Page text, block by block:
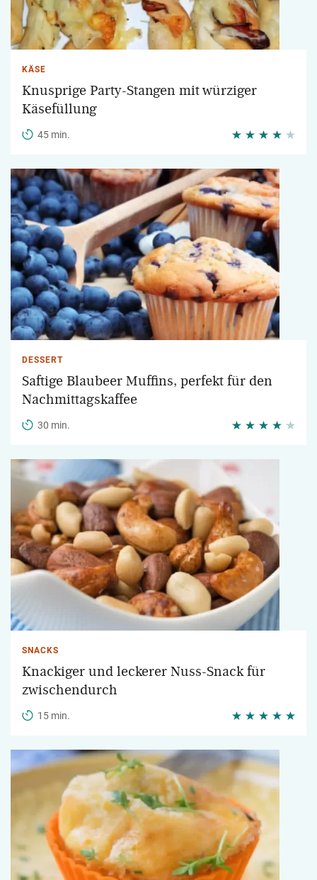
KÄSE
Knusprige Party-Stangen mit würziger
Käsefüllung
45 min.
DESSERT
Saftige Blaubeer Muffins, perfekt für den
Nachmittagskaffee
30 min.
SNACKS
Knackiger und leckerer Nuss-Snack für
zwischendurch
15 min.